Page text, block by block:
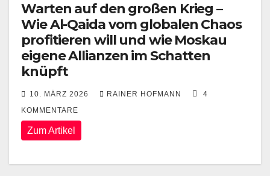
Warten auf den großen Krieg –
Wie Al-Qaida vom globalen Chaos
profitieren will und wie Moskau
eigene Allianzen im Schatten
knüpft
10. MÄRZ 2026 RAINER HOFMANN
4
KOMMENTARE
Zum Artikel